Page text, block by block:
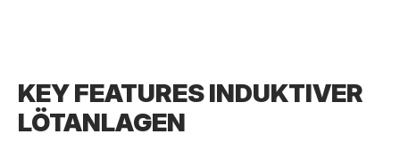
KEY FEATURES INDUKTIVER
LÖTANLAGEN